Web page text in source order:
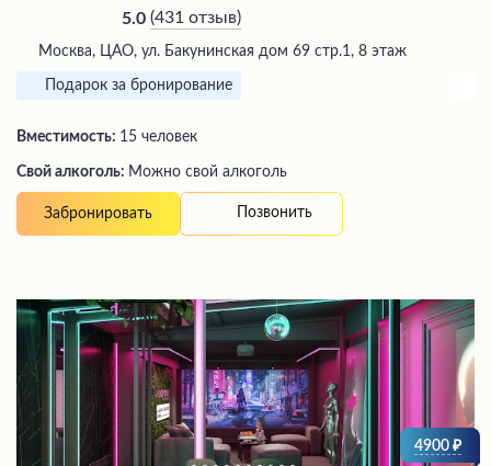
5.0 (431 отзыв)
Москва, ЦАО, ул. Бакунинская дом 69 стр.1, 8 этаж
Подарок за бронирование
Вместимость: 15 человек
Свой алкоголь: Можно свой алкоголь
Забронировать Позвонить
4900